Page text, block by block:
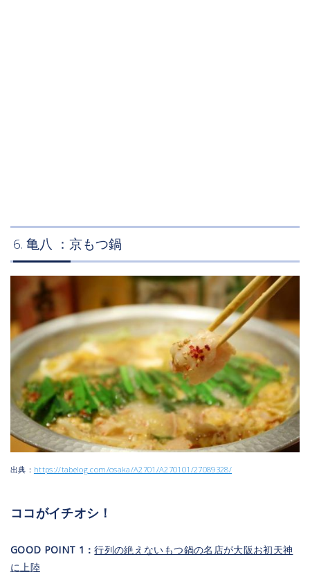
6. 亀八 ：京もつ鍋
出典： https://tabelog.com/osaka/A2701/A270101/27089328/
ココがイチオシ！
GOOD POINT 1：行列の絶えないもつ鍋の名店が大阪お初天神
に上陸